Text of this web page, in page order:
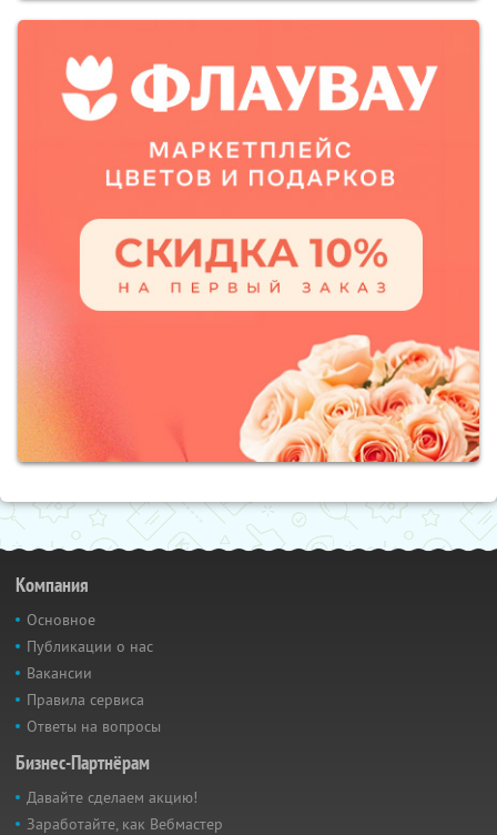
Компания
Основное
Публикации о нас
Вакансии
Правила сервиса
Ответы на вопросы
Бизнес-Партнёрам
Давайте сделаем акцию!
Заработайте, как Вебмастер